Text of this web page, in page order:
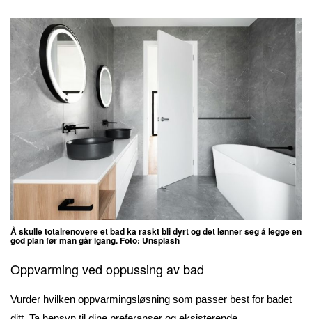
Å skulle totalrenovere et bad ka raskt bli dyrt og det lønner seg å legge en
god plan før man går igang. Foto: Unsplash
Oppvarming ved oppussing av bad
Vurder hvilken oppvarmingsløsning som passer best for badet